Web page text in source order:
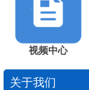
视频中心
关于我们